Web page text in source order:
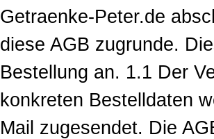
Getraenke-Peter.de
diese AGB zugrunde.
Bestellung an. 1.1 Der
konkreten Bestelldaten
Mail zugesendet. Die